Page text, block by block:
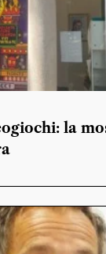
la